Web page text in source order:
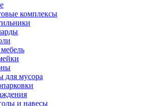
комплексы
для мусора
и навесы